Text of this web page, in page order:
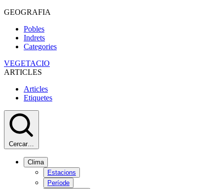
GEOGRAFIA
Pobles
Indrets
Categories
VEGETACIO
ARTICLES
Articles
Etiquetes
Cercar…
Clima
Estacions
Període